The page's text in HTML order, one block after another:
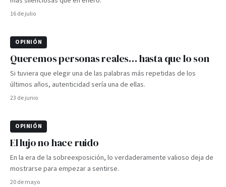
16 de julio
OPINIÓN
Queremos personas reales… hasta que lo son
Si tuviera que elegir una de las palabras más repetidas de los
últimos años, autenticidad sería una de ellas.
23 de junio
OPINIÓN
El lujo no hace ruido
En la era de la sobreexposición, lo verdaderamente valioso deja de
mostrarse para empezar a sentirse.
20 de mayo